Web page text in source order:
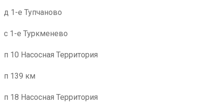
д 1-е Тупчаново
с 1-е Туркменево
п 10 Насосная Территория
п 139 км
п 18 Насосная Территория